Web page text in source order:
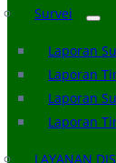
Survei
Laporan
Laporan
Laporan
Laporan
LAYANAN